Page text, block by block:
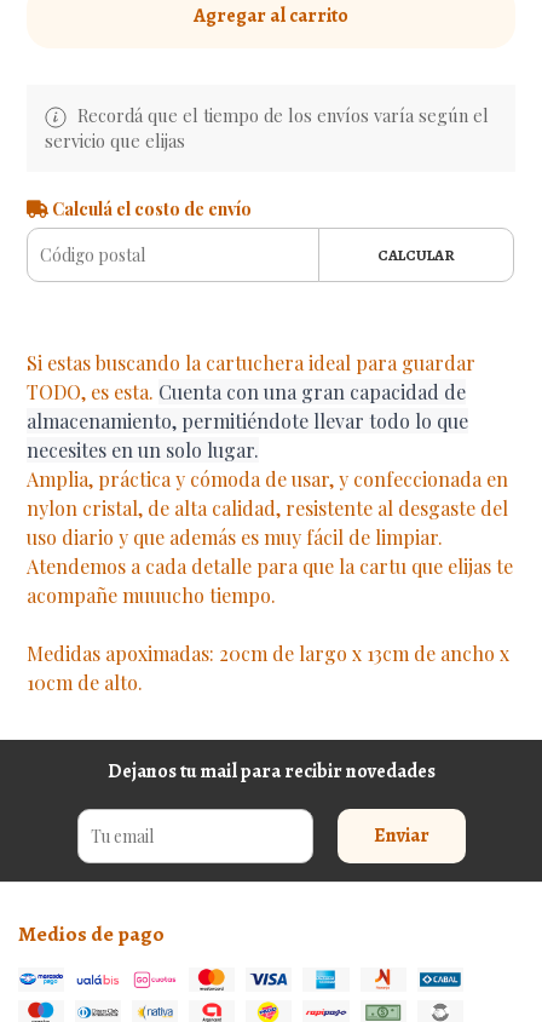
Agregar al carrito
Recordá que el tiempo de los envíos varía según el
servicio que elijas
Calculá el costo de envío
CALCULAR
Si estas buscando la cartuchera ideal para guardar
TODO, es esta. Cuenta con una gran capacidad de
almacenamiento, permitiéndote llevar todo lo que
necesites en un solo lugar.
Amplia, práctica y cómoda de usar, y confeccionada en
nylon cristal, de alta calidad, resistente al desgaste del
uso diario y que además es muy fácil de limpiar.
Atendemos a cada detalle para que la cartu que elijas te
acompañe muuucho tiempo.
Medidas apoximadas: 20cm de largo x 13cm de ancho x
10cm de alto.
Dejanos tu mail para recibir novedades
Enviar
Medios de pago